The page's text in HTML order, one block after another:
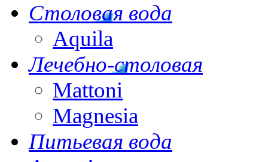
Столовая вода
Aquila
Лечебно-столовая
Mattoni
Magnesia
Питьевая вода